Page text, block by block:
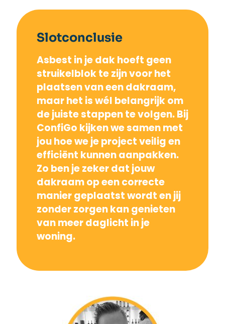
Slotconclusie
Asbest in je dak hoeft geen
struikelblok te zijn voor het
plaatsen van een dakraam,
maar het is wél belangrijk om
de juiste stappen te volgen. Bij
ConfiGo kijken we samen met
jou hoe we je project veilig en
efficiënt kunnen aanpakken.
Zo ben je zeker dat jouw
dakraam op een correcte
manier geplaatst wordt en jij
zonder zorgen kan genieten
van meer daglicht in je
woning.